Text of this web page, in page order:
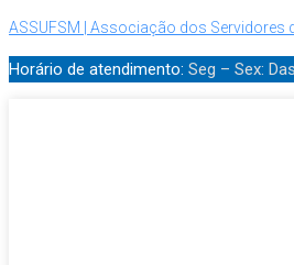
ASSUFSM | Associação dos Servidores
Horário de atendimento: Seg – Sex: